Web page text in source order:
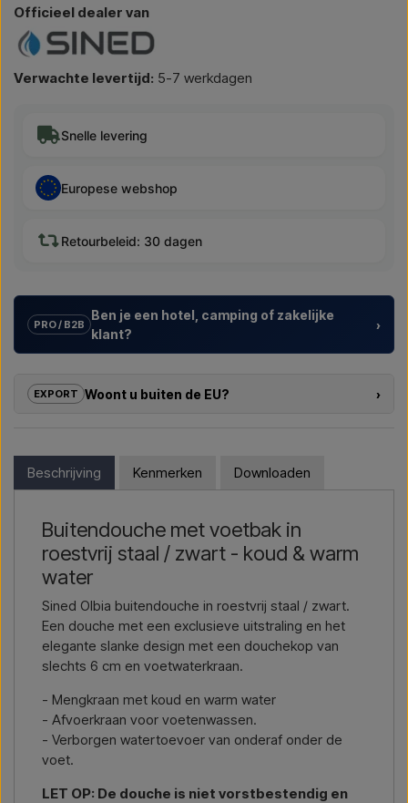
Officieel dealer van
Verwachte levertijd: 5-7 werkdagen
Snelle levering
Europese webshop
Retourbeleid: 30 dagen
PRO / B2B
Ben je een hotel, camping of zakelijke
klant?
›
projectontwikkelaars met
buitendouches – van modelkeuze tot de juiste installatie.
levering, neem dan contact met ons op – we reageren snel.
Mail ons → Bel ons →
EXPORT Woont u buiten de EU?
›
direct in de webshop bestellen. In plaats daarvan kunt u
contact met ons opnemen en een prijs ontvangen inclusief
Geef eenvoudig aan in welk artikel u geïnteresseerd bent
(artikelnummer of link naar het artikel), en waar het
gefactureerd en geleverd moet worden, dan ontvangt u een
offerte.
Contact via mail → Bel ons →
Beschrijving Kenmerken Downloaden
Buitendouche met voetbak in
roestvrij staal / zwart - koud & warm
water
Sined Olbia buitendouche in roestvrij staal / zwart.
Een douche met een exclusieve uitstraling en het
elegante slanke design met een douchekop van
slechts 6 cm en voetwaterkraan.
- Mengkraan met koud en warm water
- Afvoerkraan voor voetenwassen.
- Verborgen watertoevoer van onderaf onder de
voet.
LET OP: De douche is niet vorstbestendig en